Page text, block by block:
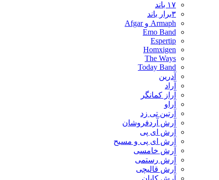
۱۷ باند
۳برار باند
Armaph و Afgar
Emo Band
Espertip
Homxigen
The Ways
Today Band
آدرین
آراد
آراز کمانگر
آراو
آرتین تی زد
آرش آردفروشان
آرش ای پی
آرش ای پی و مسیح
آرش خامسی
آرش رستمی
آرش قالیچی